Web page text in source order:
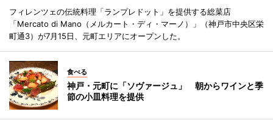
フィレンツェの伝統料理「ランプレドット」を提供する総菜店
「Mercato di Mano（メルカート・ディ・マーノ）」（神戸市中央区栄
町通3）が7月15日、元町エリアにオープンした。
食べる
神戸・元町に「ソヴァージュ」 朝からワインと季
節の小皿料理を提供